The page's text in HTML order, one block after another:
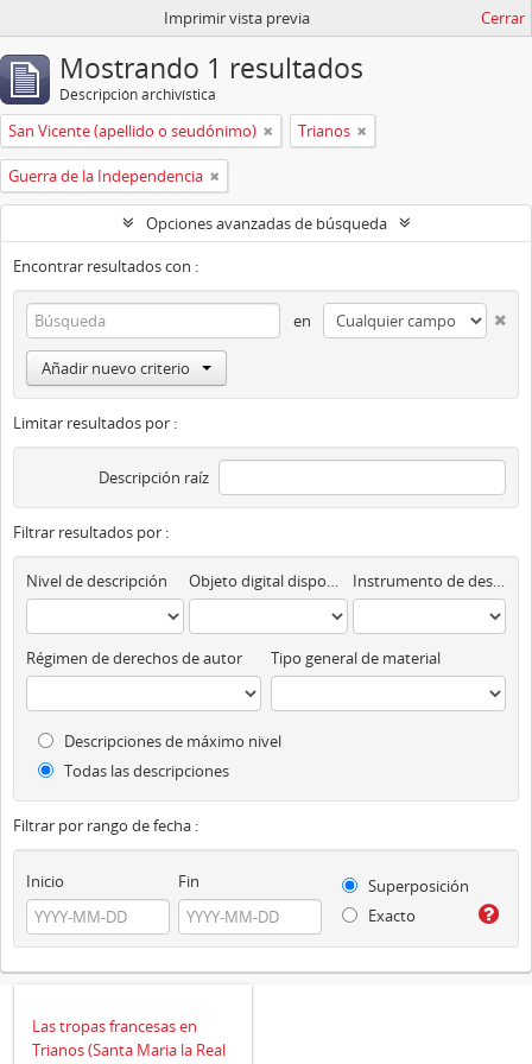
Imprimir vista previa Cerrar
Mostrando 1 resultados
Descripción archivística
San Vicente (apellido o seudónimo) Trianos
Guerra de la Independencia
Opciones avanzadas de búsqueda
Encontrar resultados con :
en
Añadir nuevo criterio
Limitar resultados por :
Descripción raíz
Filtrar resultados por :
Nivel de descripción Objeto digital disponibles Instrumento de descripción
Régimen de derechos de autor Tipo general de material
Descripciones de máximo nivel
Todas las descripciones
Filtrar por rango de fecha :
Inicio Fin
Superposición
Exacto
Las tropas francesas en
Trianos (Santa Maria la Real